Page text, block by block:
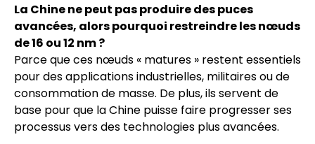
La Chine ne peut pas produire des puces
avancées, alors pourquoi restreindre les nœuds
de 16 ou 12 nm ?
Parce que ces nœuds « matures » restent essentiels
pour des applications industrielles, militaires ou de
consommation de masse. De plus, ils servent de
base pour que la Chine puisse faire progresser ses
processus vers des technologies plus avancées.